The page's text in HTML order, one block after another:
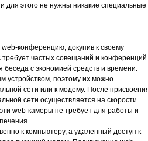
для этого не нужны никакие специальные
конференцию, докупив к своему
требует частых совещаний и конференций
с экономией средств и времени.
устройством, поэтому их можно
сети или к модему. После
сети осуществляется на скорости
web-камеры не требует для работы и
к компьютеру, а удаленный доступ к